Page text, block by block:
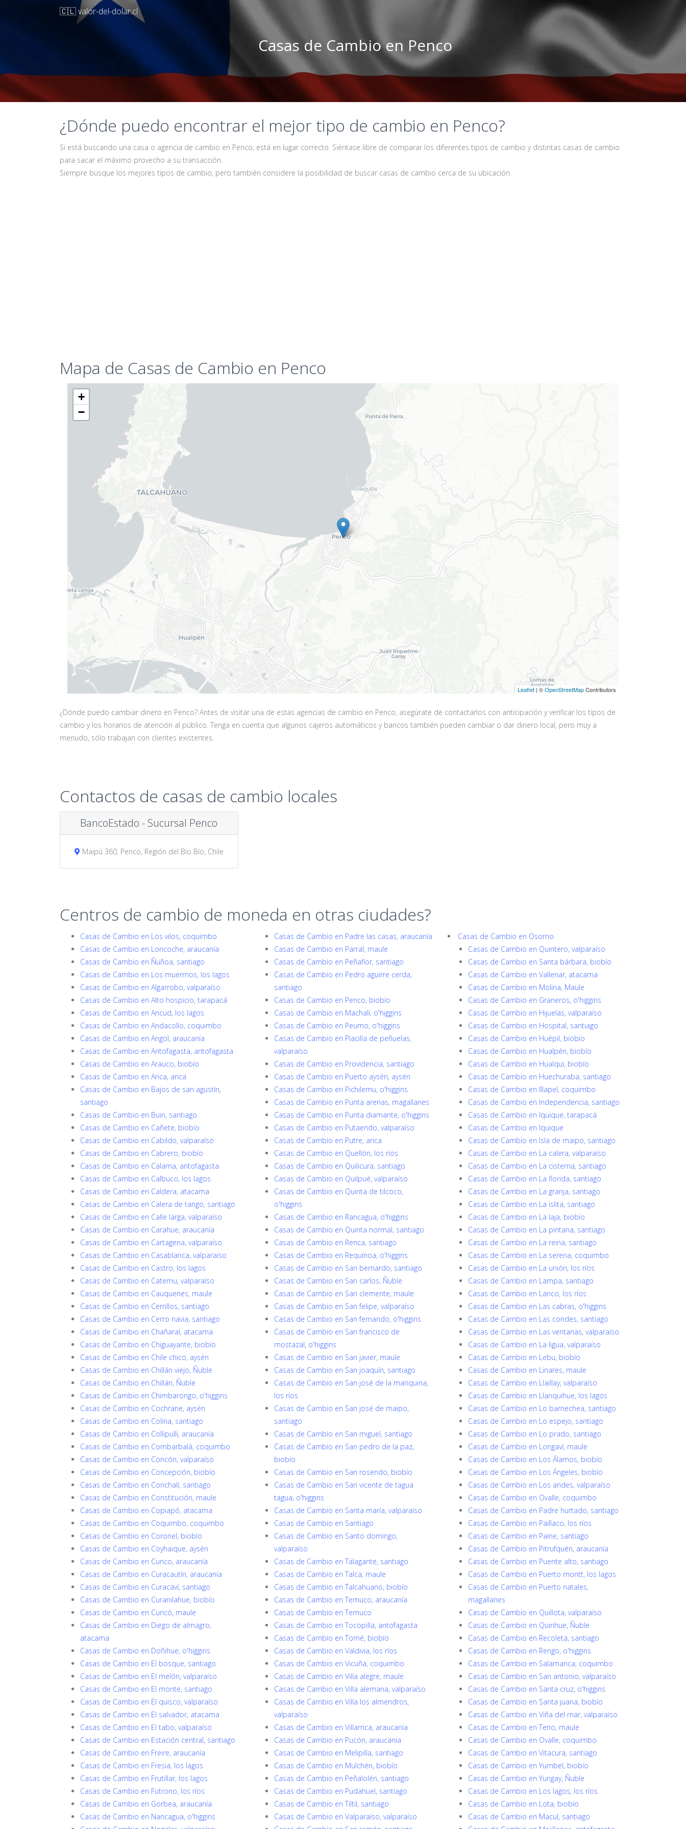
🇨🇱 valor-del-dolar.cl
Casas de Cambio en Penco
¿Dónde puedo encontrar el mejor tipo de cambio en Penco?
Si está buscando una casa o agencia de cambio en Penco, está en lugar correcto. Siéntase libre de comparar los diferentes tipos de cambio y distintas casas de cambio
para sacar el máximo provecho a su transacción.
Siempre busque los mejores tipos de cambio, pero también considere la posibilidad de buscar casas de cambio cerca de su ubicación.
Mapa de Casas de Cambio en Penco
+
−
Leaflet| ©OpenStreetMapContributors
¿Dónde puedo cambiar dinero en Penco? Antes de visitar una de estas agencias de cambio en Penco, asegúrate de contactarlos con anticipación y verificar los tipos de
cambio y los horarios de atención al público. Tenga en cuenta que algunos cajeros automáticos y bancos también pueden cambiar o dar dinero local, pero muy a
menudo, sólo trabajan con clientes existentes.
Contactos de casas de cambio locales
BancoEstado - Sucursal Penco
Maipú 360, Penco, Región del Bío Bío, Chile
Centros de cambio de moneda en otras ciudades?
Casas de Cambio en Los vilos, coquimbo
Casas de Cambio en Loncoche, araucanía
Casas de Cambio en Ñuñoa, santiago
Casas de Cambio en Los muermos, los lagos
Casas de Cambio en Algarrobo, valparaíso
Casas de Cambio en Alto hospicio, tarapacá
Casas de Cambio en Ancud, los lagos
Casas de Cambio en Andacollo, coquimbo
Casas de Cambio en Angol, araucanía
Casas de Cambio en Antofagasta, antofagasta
Casas de Cambio en Arauco, biobío
Casas de Cambio en Arica, arica
Casas de Cambio en Bajos de san agustín,
santiago
Casas de Cambio en Buin, santiago
Casas de Cambio en Cañete, biobío
Casas de Cambio en Cabildo, valparaíso
Casas de Cambio en Cabrero, biobío
Casas de Cambio en Calama, antofagasta
Casas de Cambio en Calbuco, los lagos
Casas de Cambio en Caldera, atacama
Casas de Cambio en Calera de tango, santiago
Casas de Cambio en Calle larga, valparaíso
Casas de Cambio en Carahue, araucanía
Casas de Cambio en Cartagena, valparaíso
Casas de Cambio en Casablanca, valparaíso
Casas de Cambio en Castro, los lagos
Casas de Cambio en Catemu, valparaíso
Casas de Cambio en Cauquenes, maule
Casas de Cambio en Cerrillos, santiago
Casas de Cambio en Cerro navia, santiago
Casas de Cambio en Chañaral, atacama
Casas de Cambio en Chiguayante, biobío
Casas de Cambio en Chile chico, aysén
Casas de Cambio en Chillán viejo, Ñuble
Casas de Cambio en Chillán, Ñuble
Casas de Cambio en Chimbarongo, o'higgins
Casas de Cambio en Cochrane, aysén
Casas de Cambio en Colina, santiago
Casas de Cambio en Collipulli, araucanía
Casas de Cambio en Combarbalá, coquimbo
Casas de Cambio en Concón, valparaíso
Casas de Cambio en Concepción, biobío
Casas de Cambio en Conchalí, santiago
Casas de Cambio en Constitución, maule
Casas de Cambio en Copiapó, atacama
Casas de Cambio en Coquimbo, coquimbo
Casas de Cambio en Coronel, biobío
Casas de Cambio en Coyhaique, aysén
Casas de Cambio en Cunco, araucanía
Casas de Cambio en Curacautín, araucanía
Casas de Cambio en Curacaví, santiago
Casas de Cambio en Curanilahue, biobío
Casas de Cambio en Curicó, maule
Casas de Cambio en Diego de almagro,
atacama
Casas de Cambio en Doñihue, o'higgins
Casas de Cambio en El bosque, santiago
Casas de Cambio en El melón, valparaíso
Casas de Cambio en El monte, santiago
Casas de Cambio en El quisco, valparaíso
Casas de Cambio en El salvador, atacama
Casas de Cambio en El tabo, valparaíso
Casas de Cambio en Estación central, santiago
Casas de Cambio en Freire, araucanía
Casas de Cambio en Fresia, los lagos
Casas de Cambio en Frutillar, los lagos
Casas de Cambio en Futrono, los ríos
Casas de Cambio en Gorbea, araucanía
Casas de Cambio en Nancagua, o'higgins
Casas de Cambio en Padre las casas, araucanía
Casas de Cambio en Parral, maule
Casas de Cambio en Peñaflor, santiago
Casas de Cambio en Pedro aguirre cerda,
santiago
Casas de Cambio en Penco, biobío
Casas de Cambio en Machalí, o'higgins
Casas de Cambio en Peumo, o'higgins
Casas de Cambio en Placilla de peñuelas,
valparaíso
Casas de Cambio en Providencia, santiago
Casas de Cambio en Puerto aysén, aysén
Casas de Cambio en Pichilemu, o'higgins
Casas de Cambio en Punta arenas, magallanes
Casas de Cambio en Punta diamante, o'higgins
Casas de Cambio en Putaendo, valparaíso
Casas de Cambio en Putre, arica
Casas de Cambio en Quellón, los ríos
Casas de Cambio en Quilicura, santiago
Casas de Cambio en Quilpué, valparaíso
Casas de Cambio en Quinta de tilcoco,
o'higgins
Casas de Cambio en Rancagua, o'higgins
Casas de Cambio en Quinta normal, santiago
Casas de Cambio en Renca, santiago
Casas de Cambio en Requínoa, o'higgins
Casas de Cambio en San bernardo, santiago
Casas de Cambio en San carlos, Ñuble
Casas de Cambio en San clemente, maule
Casas de Cambio en San felipe, valparaíso
Casas de Cambio en San fernando, o'higgins
Casas de Cambio en San francisco de
mostazal, o'higgins
Casas de Cambio en San javier, maule
Casas de Cambio en San joaquín, santiago
Casas de Cambio en San josé de la mariquina,
los ríos
Casas de Cambio en San josé de maipo,
santiago
Casas de Cambio en San miguel, santiago
Casas de Cambio en San pedro de la paz,
biobío
Casas de Cambio en San rosendo, biobío
Casas de Cambio en San vicente de tagua
tagua, o'higgins
Casas de Cambio en Santa maría, valparaíso
Casas de Cambio en Santiago
Casas de Cambio en Santo domingo,
valparaíso
Casas de Cambio en Talagante, santiago
Casas de Cambio en Talca, maule
Casas de Cambio en Talcahuano, biobío
Casas de Cambio en Temuco, araucanía
Casas de Cambio en Temuco
Casas de Cambio en Tocopilla, antofagasta
Casas de Cambio en Tomé, biobío
Casas de Cambio en Valdivia, los ríos
Casas de Cambio en Vicuña, coquimbo
Casas de Cambio en Villa alegre, maule
Casas de Cambio en Villa alemana, valparaíso
Casas de Cambio en Villa los almendros,
valparaíso
Casas de Cambio en Villarrica, araucanía
Casas de Cambio en Pucón, araucanía
Casas de Cambio en Melipilla, santiago
Casas de Cambio en Mulchén, biobío
Casas de Cambio en Peñalolén, santiago
Casas de Cambio en Pudahuel, santiago
Casas de Cambio en Tiltil, santiago
Casas de Cambio en Valparaíso, valparaíso
Casas de Cambio en Osorno
Casas de Cambio en Quintero, valparaíso
Casas de Cambio en Santa bárbara, biobío
Casas de Cambio en Vallenar, atacama
Casas de Cambio en Molina, Maule
Casas de Cambio en Graneros, o'higgins
Casas de Cambio en Hijuelas, valparaíso
Casas de Cambio en Hospital, santiago
Casas de Cambio en Huépil, biobío
Casas de Cambio en Hualpén, biobío
Casas de Cambio en Hualqui, biobío
Casas de Cambio en Huechuraba, santiago
Casas de Cambio en Illapel, coquimbo
Casas de Cambio en Independencia, santiago
Casas de Cambio en Iquique, tarapacá
Casas de Cambio en Iquique
Casas de Cambio en Isla de maipo, santiago
Casas de Cambio en La calera, valparaíso
Casas de Cambio en La cisterna, santiago
Casas de Cambio en La florida, santiago
Casas de Cambio en La granja, santiago
Casas de Cambio en La islita, santiago
Casas de Cambio en La laja, biobío
Casas de Cambio en La pintana, santiago
Casas de Cambio en La reina, santiago
Casas de Cambio en La serena, coquimbo
Casas de Cambio en La unión, los ríos
Casas de Cambio en Lampa, santiago
Casas de Cambio en Lanco, los ríos
Casas de Cambio en Las cabras, o'higgins
Casas de Cambio en Las condes, santiago
Casas de Cambio en Las ventanas, valparaíso
Casas de Cambio en La ligua, valparaíso
Casas de Cambio en Lebu, biobío
Casas de Cambio en Linares, maule
Casas de Cambio en Llaillay, valparaíso
Casas de Cambio en Llanquihue, los lagos
Casas de Cambio en Lo barnechea, santiago
Casas de Cambio en Lo espejo, santiago
Casas de Cambio en Lo prado, santiago
Casas de Cambio en Longaví, maule
Casas de Cambio en Los Álamos, biobío
Casas de Cambio en Los Ángeles, biobío
Casas de Cambio en Los andes, valparaíso
Casas de Cambio en Ovalle, coquimbo
Casas de Cambio en Padre hurtado, santiago
Casas de Cambio en Paillaco, los ríos
Casas de Cambio en Paine, santiago
Casas de Cambio en Pitrufquén, araucanía
Casas de Cambio en Puente alto, santiago
Casas de Cambio en Puerto montt, los lagos
Casas de Cambio en Puerto natales,
magallanes
Casas de Cambio en Quillota, valparaíso
Casas de Cambio en Quirihue, Ñuble
Casas de Cambio en Recoleta, santiago
Casas de Cambio en Rengo, o'higgins
Casas de Cambio en Salamanca, coquimbo
Casas de Cambio en San antonio, valparaíso
Casas de Cambio en Santa cruz, o'higgins
Casas de Cambio en Santa juana, biobío
Casas de Cambio en Viña del mar, valparaíso
Casas de Cambio en Teno, maule
Casas de Cambio en Ovalle, coquimbo
Casas de Cambio en Vitacura, santiago
Casas de Cambio en Yumbel, biobío
Casas de Cambio en Yungay, Ñuble
Casas de Cambio en Los lagos, los ríos
Casas de Cambio en Lota, biobío
Casas de Cambio en Macul, santiago